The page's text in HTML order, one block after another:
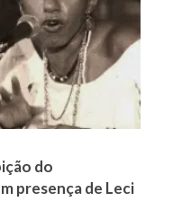
do
presença de Leci